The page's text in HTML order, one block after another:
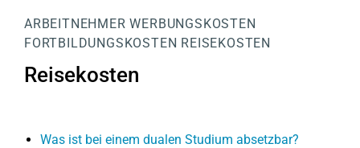
ARBEITNEHMER WERBUNGSKOSTEN
FORTBILDUNGSKOSTEN REISEKOSTEN
Reisekosten
Was ist bei einem dualen Studium absetzbar?